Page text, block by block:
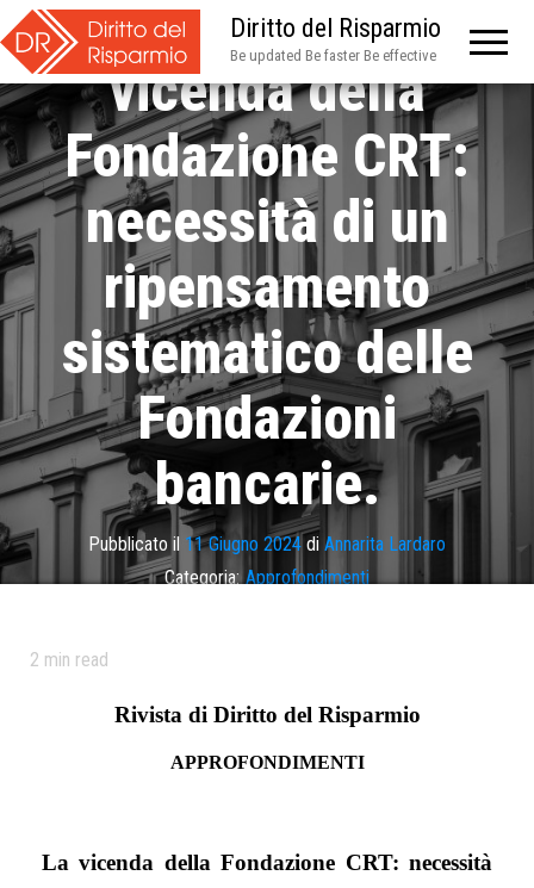
Diritto del Risparmio
Be updated Be faster Be effective
A. Lardaro – La
vicenda della
Fondazione CRT:
necessità di un
ripensamento
sistematico delle
Fondazioni
bancarie.
Pubblicato il 11 Giugno 2024 di Annarita Lardaro
Categoria: Approfondimenti
2 min read
Rivista di Diritto del Risparmio
APPROFONDIMENTI
La vicenda della Fondazione CRT: necessità